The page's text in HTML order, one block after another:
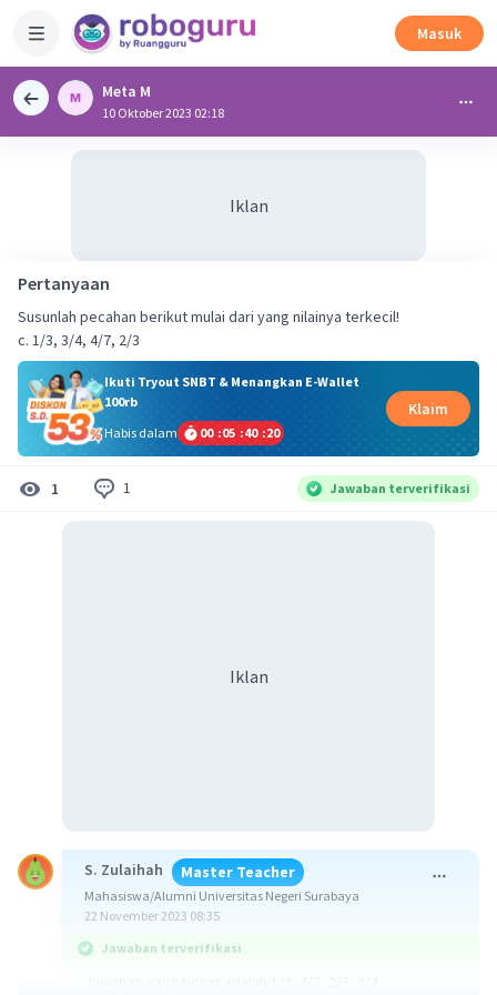
Masuk
Meta M
10 Oktober 2023 02:18
Iklan
Pertanyaan
Susunlah pecahan berikut mulai dari yang nilainya terkecil!
c. 1/3, 3/4, 4/7, 2/3
Ikuti Tryout SNBT & Menangkan E-Wallet
100rb
Habis dalam
00 :05 :40 :19
Klaim
1 1 Jawaban terverifikasi
Iklan
S. Zulaihah Master Teacher
Mahasiswa/Alumni Universitas Negeri Surabaya
22 November 2023 08:35
Jawaban terverifikasi